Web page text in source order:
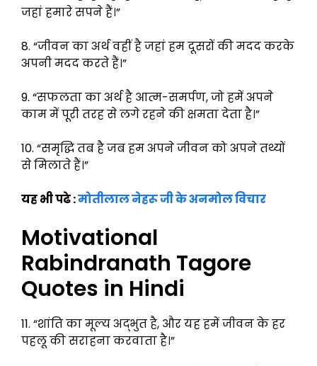
जहां हमारे सपने हैं।”
8. “जीवन का अर्थ वहीं है जहां हम दूसरों की मदद करके
अपनी मदद करते हैं।”
9. “सफलता का अर्थ है आत्म-समर्पण, जो हमें अपने
काम में पूरी तरह से लगे रहने की क्षमता देता है।”
10. “समृद्धि तब है जब हम अपने जीवन को अपने तथ्यों
से मिलाते हैं।”
यह भी पढे :मोतीलाल नेहरू जी के अनमोल विचार
Motivational
Rabindranath Tagore
Quotes in Hindi
11. “शांति का मूल्य अद्भुत है, और यह हमें जीवन के हर
पहलू की सराहना करवाता है।”